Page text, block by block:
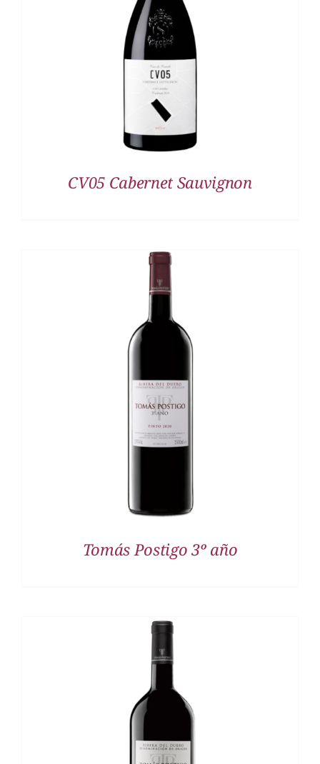
DETALLES
CV05 Cabernet Sauvignon
DETALLES
Tomás Postigo 3º año
DETALLES